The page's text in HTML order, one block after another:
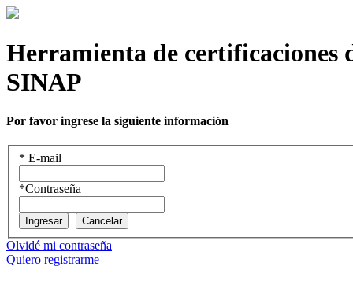
Herramienta de certificaciones
SINAP
Por favor ingrese la siguiente información
* E-mail
*Contraseña
Ingresar Cancelar
Olvidé mi contraseña
Quiero registrarme